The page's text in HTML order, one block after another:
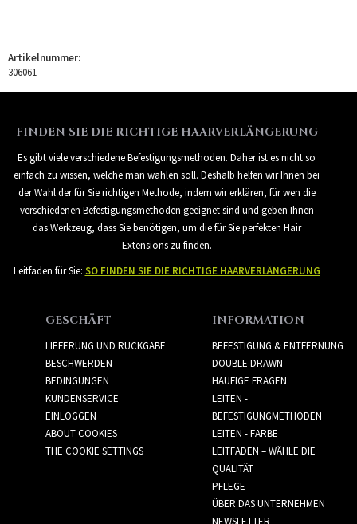
Artikelnummer:
306061
FINDEN SIE DIE RICHTIGE HAARVERLÄNGERUNG
Es gibt viele verschiedene Befestigungsmethoden. Daher ist es nicht so
einfach zu wissen, welche man wählen soll. Deshalb helfen wir Ihnen bei
der Wahl der für Sie richtigen Methode, indem wir erklären, für wen die
verschiedenen Befestigungsmethoden geeignet sind und geben Ihnen
das Werkzeug, dass Sie benötigen, um die für Sie perfekten Hair
Extensions zu finden.
Leitfaden für Sie: SO FINDEN SIE DIE RICHTIGE HAARVERLÄNGERUNG
GESCHÄFT
LIEFERUNG UND RÜCKGABE
BESCHWERDEN
BEDINGUNGEN
KUNDENSERVICE
EINLOGGEN
ABOUT COOKIES
THE COOKIE SETTINGS
INFORMATION
BEFESTIGUNG & ENTFERNUNG
DOUBLE DRAWN
HÄUFIGE FRAGEN
LEITEN -
BEFESTIGUNGMETHODEN
LEITEN - FARBE
LEITFADEN – WÄHLE DIE
QUALITÄT
PFLEGE
ÜBER DAS UNTERNEHMEN
NEWSLETTER